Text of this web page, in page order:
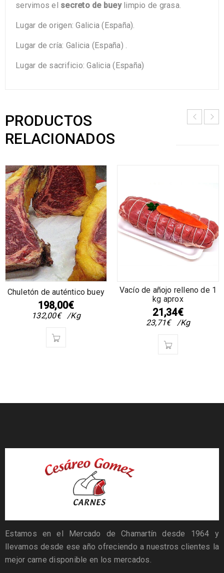
servimos el secreto de buey limpio de grasa.
Lugar de origen: Galicia (España).
Lugar de cría: Galicia (España) .
Lugar de sacrificio: Galicia (España)
PRODUCTOS
RELACIONADOS
Chuletón de auténtico buey
198,00€
132,00€ /Kg
Vacío de añojo relleno de 1
kg aprox
21,34€
23,71€ /Kg
Estamos en el Mercado de Chamartín desde 1964 y
llevamos desde ese año ofreciendo a nuestros clientes la
mejor carne disponible en los mercados.